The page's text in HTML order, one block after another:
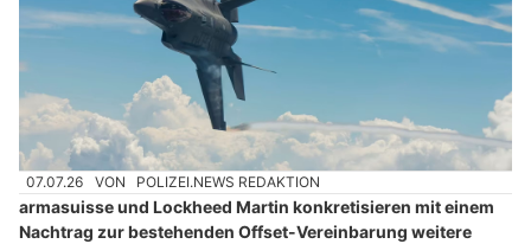
07.07.26 VON POLIZEI.NEWS REDAKTION
armasuisse und Lockheed Martin konkretisieren mit einem
Nachtrag zur bestehenden Offset-Vereinbarung weitere